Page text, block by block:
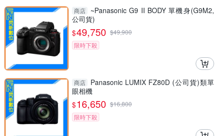
商店
~Panasonic G9 II BODY 單機身(G9M2,
公司貨)
$49,750 $49,900
限時下殺
商店
Panasonic LUMIX FZ80D (公司貨)類單
眼相機
$16,650 $16,800
限時下殺